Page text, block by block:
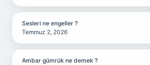
Sesleri ne engeller ?
Temmuz 2, 2026
Ambar gümrük ne demek ?